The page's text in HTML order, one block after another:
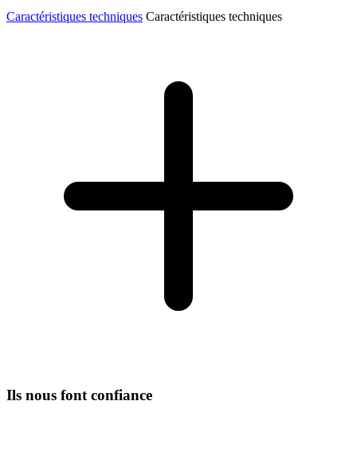
Caractéristiques techniques Caractéristiques techniques
Ils nous font confiance